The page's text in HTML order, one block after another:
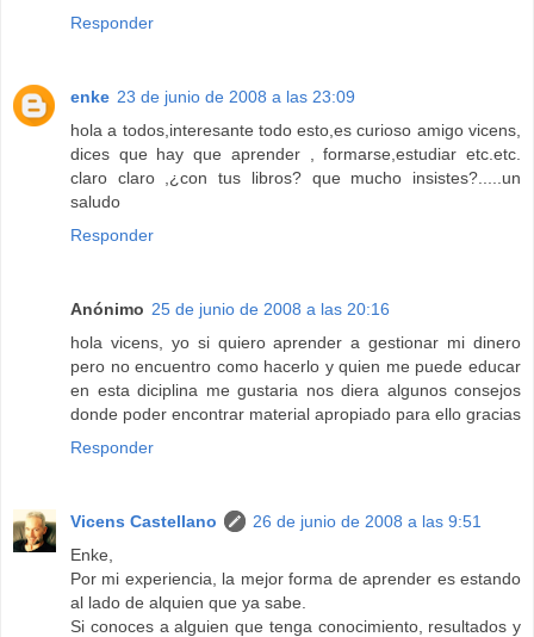
Responder
enke 23 de junio de 2008 a las 23:09
hola a todos,interesante todo esto,es curioso amigo vicens,
dices que hay que aprender , formarse,estudiar etc.etc.
claro claro ,¿con tus libros? que mucho insistes?.....un
saludo
Responder
Anónimo 25 de junio de 2008 a las 20:16
hola vicens, yo si quiero aprender a gestionar mi dinero
pero no encuentro como hacerlo y quien me puede educar
en esta diciplina me gustaria nos diera algunos consejos
donde poder encontrar material apropiado para ello gracias
Responder
Vicens Castellano
26 de junio de 2008 a las 9:51
Enke,
Por mi experiencia, la mejor forma de aprender es estando
al lado de alquien que ya sabe.
Si conoces a alguien que tenga conocimiento, resultados y